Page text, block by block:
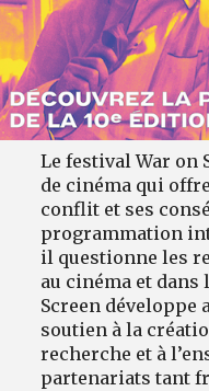
Le festival War on
de cinéma qui
conflit et ses
programmation
il questionne les
au cinéma et dans
Screen développe
soutien à la
recherche et à
partenariats tant